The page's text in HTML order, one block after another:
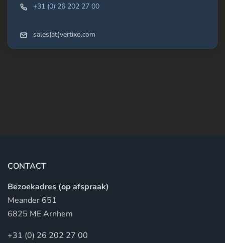
+31 (0) 26 202 27 00
sales(at)vertixo.com
CONTACT
Bezoekadres (op afspraak)
Meander 651
6825 ME Arnhem
+31 (0) 26 202 27 00